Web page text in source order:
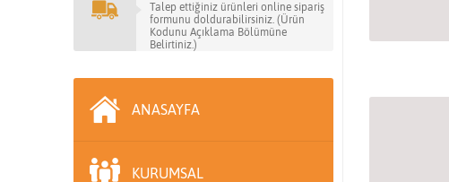
Talep ettiğiniz ürünleri online sipariş
formunu doldurabilirsiniz. (Ürün
Kodunu Açıklama Bölümüne
Belirtiniz.)
ANASAYFA
KURUMSAL